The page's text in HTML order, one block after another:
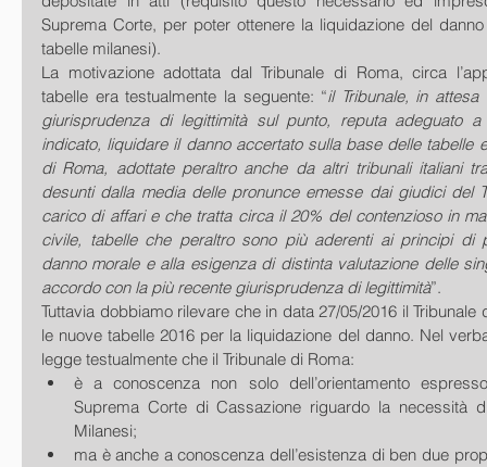
Suprema Corte, per poter ottenere la liquidazione del
tabelle milanesi).
La motivazione adottata dal Tribunale di Roma, circa
tabelle era testualmente la seguente: “il Tribunale, in
giurisprudenza di legittimità sul punto, reputa adeguato
indicato, liquidare il danno accertato sulla base delle tabelle
di Roma, adottate peraltro anche da altri tribunali italiani
desunti dalla media delle pronunce emesse dai giudici del
carico di affari e che tratta circa il 20% del contenzioso in
civile, tabelle che peraltro sono più aderenti ai principi di
danno morale e alla esigenza di distinta valutazione delle
accordo con la più recente giurisprudenza di legittimità”.
Tuttavia dobbiamo rilevare che in data 27/05/2016 il Tribunale
le nuove tabelle 2016 per la liquidazione del danno. Nel
legge testualmente che il Tribunale di Roma:
è a conoscenza non solo dell’orientamento
Suprema Corte di Cassazione riguardo la necessità
Milanesi;
ma è anche a conoscenza dell’esistenza di ben due